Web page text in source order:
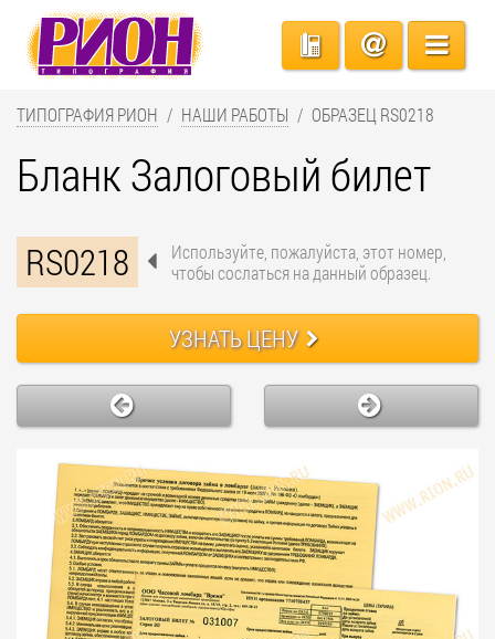
ТИПОГРАФИЯ РИОН НАШИ РАБОТЫ ОБРАЗЕЦ RS0218
Бланк Залоговый билет
RS0218
Используйте, пожалуйста, этот номер,
чтобы сослаться на данный образец.
УЗНАТЬ ЦЕНУ